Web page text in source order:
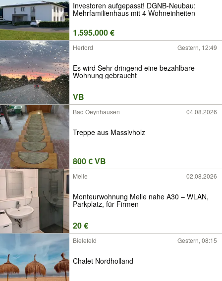
Investoren aufgepasst! DGNB-Neubau:
Mehrfamilienhaus mit 4 Wohneinheiten
1.595.000 €
Herford Gestern, 12:49
Es wird Sehr dringend eine bezahlbare
Wohnung gebraucht
VB
Bad Oeynhausen 04.08.2026
Treppe aus Massivholz
800 € VB
Melle 02.08.2026
Monteurwohnung Melle nahe A30 – WLAN,
Parkplatz, für Firmen
20 €
Bielefeld Gestern, 08:15
Chalet Nordholland